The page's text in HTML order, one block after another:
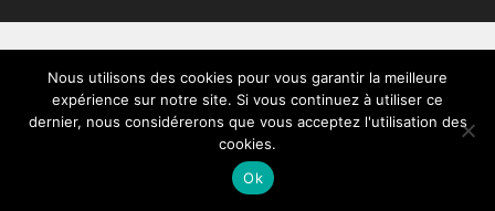
Nous utilisons des cookies pour vous garantir la meilleure
expérience sur notre site. Si vous continuez à utiliser ce
dernier, nous considérerons que vous acceptez l'utilisation des
cookies.
Ok